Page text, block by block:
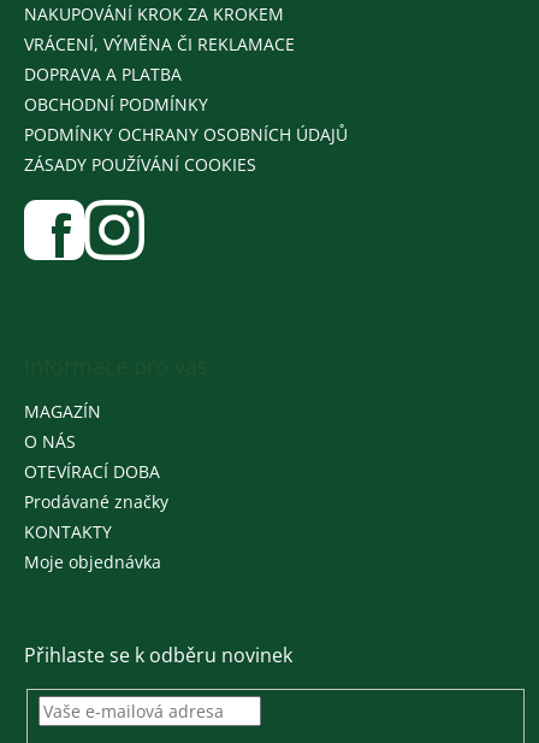
NAKUPOVÁNÍ KROK ZA KROKEM
VRÁCENÍ, VÝMĚNA ČI REKLAMACE
DOPRAVA A PLATBA
OBCHODNÍ PODMÍNKY
PODMÍNKY OCHRANY OSOBNÍCH ÚDAJŮ
ZÁSADY POUŽÍVÁNÍ COOKIES
MAGAZÍN
O NÁS
OTEVÍRACÍ DOBA
Prodávané značky
KONTAKTY
Moje objednávka
Přihlaste se k odběru novinek